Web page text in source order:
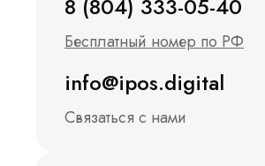
8 (804) 333-05-40
Бесплатный номер по РФ
info@ipos.digital
Связаться с нами